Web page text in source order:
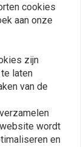
Guard Bag
cookies
aan onze
zijn
laten
van de
wordt
en